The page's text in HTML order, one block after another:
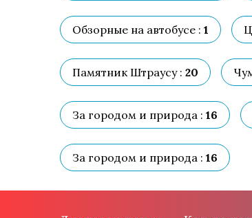
Обзорные на автобусе : 1
Памятник Штраусу : 20
За городом и природа : 16
За городом и природа : 16